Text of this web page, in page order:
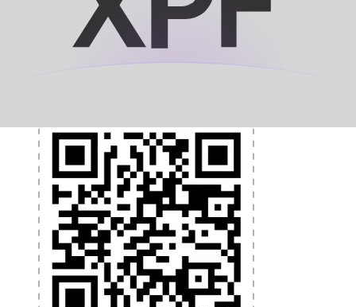
et la gestion de vos devises. Convertissez des devises,
programmez des alertes de taux et transférez de
l'argent à l'étranger sans frais cachés. Téléchargez